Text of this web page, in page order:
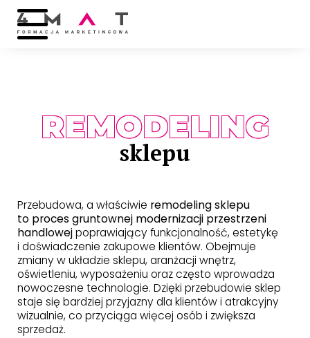
REMODELING
sklepu
Przebudowa, a właściwie remodeling sklepu
to proces gruntownej modernizacji przestrzeni
handlowejpoprawiający funkcjonalność, estetykę
i doświadczenie zakupowe klientów. Obejmuje
zmiany w układzie sklepu, aranżacji wnętrz,
oświetleniu, wyposażeniu oraz często wprowadza
nowoczesne technologie. Dzięki przebudowie sklep
staje się bardziej przyjazny dla klientów i atrakcyjny
wizualnie, co przyciąga więcej osób i zwiększa
sprzedaż.